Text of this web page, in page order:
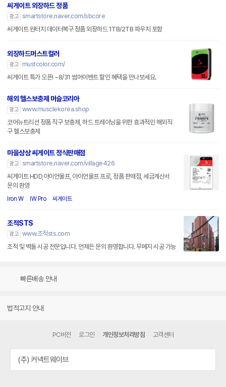
씨게이트 외장하드 정품
광고 smartstore.naver.com/sbcore
씨게이트 원터치 데이터복구 정품 외장하드 1TB/2TB 파우치 포함
외장하드머스트컬러
광고
mustcolor.com/
씨게이트 특가 오픈! ~8/31 썸머이벤트 할인 혜택을 만나보세요.
해외 헬스보충제 머슬코리아
광고 www.musclekorea.shop
코어뉴트리션 정품 직구 보충제, 하드 트레이닝을 위한 효과적인 해외직
구 헬스보충제
마을상상 씨게이트 정식판매점
광고 smartstore.naver.com/village426
씨게이트 HDD,아이언울프, 아이언울프 프로, 정품 판매점, 세금계산서
문의 환영
Iron W IW Pro 씨게이트
조적STS
광고 www.조적sts.com
조적 및 벽돌 시공 전문입니다. 언제든 문의 환영합니다. 무메지 시공 가능
빠른배송 안내
법적고지 안내
PC버전 로그인 개인정보처리방침 고객센터
(주) 커넥트웨이브